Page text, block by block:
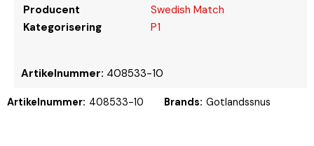
Producent
Swedish Match
Kategorisering
P1
Artikelnummer: 408533-10
Artikelnummer: 408533-10 Brands: Gotlandssnus